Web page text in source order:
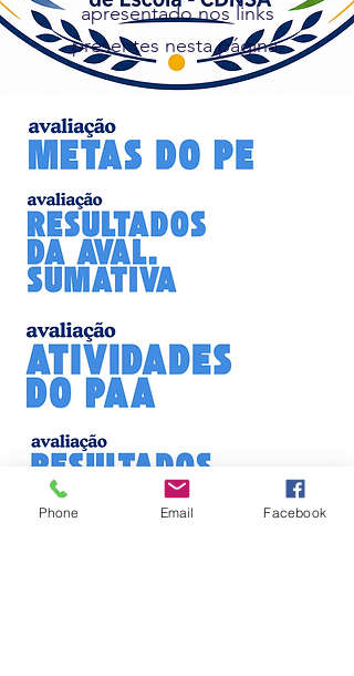
apresentado nos links
presentes nesta página.
Phone Email Facebook